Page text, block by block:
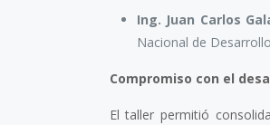
Ing. Juan Carlos
Nacional de
Compromiso con el
El taller permitió